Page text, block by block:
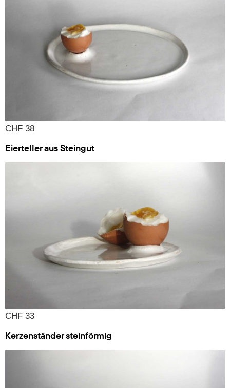
CHF 38
Eierteller aus Steingut
CHF 33
Kerzenständer steinförmig